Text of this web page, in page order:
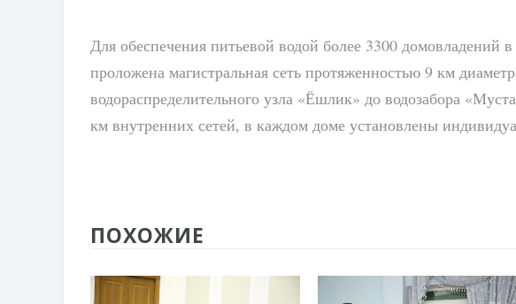
Для обеспечения питьевой водой более 3300 домовладений
проложена магистральная сеть протяженностью 9 км
водораспределительного узла «Ёшлик» до водозабора
км внутренних сетей, в каждом доме установлены
ПОХОЖИЕ